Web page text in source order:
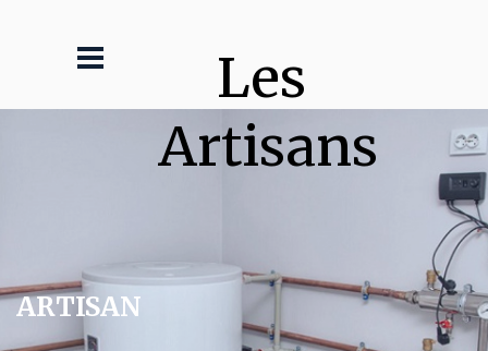
Les
Artisans
ARTISAN